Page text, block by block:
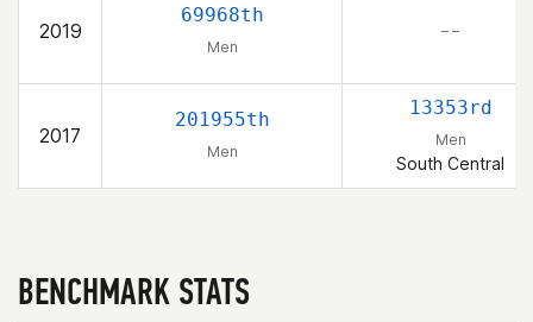
2019
69968th
Men
– –
2017
201955th
Men
13353rd
Men
South Central
BENCHMARK STATS